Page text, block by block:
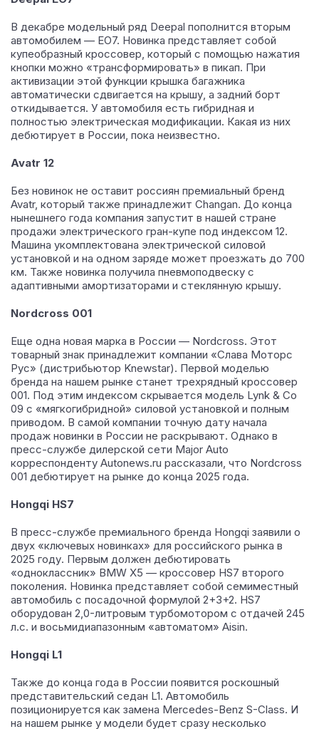
В декабре модельный ряд Deepal пополнится вторым
автомобилем — EO7. Новинка представляет собой
купеобразный кроссовер, который с помощью нажатия
кнопки можно «трансформировать» в пикап. При
активизации этой функции крышка багажника
автоматически сдвигается на крышу, а задний борт
откидывается. У автомобиля есть гибридная и
полностью электрическая модификации. Какая из них
дебютирует в России, пока неизвестно.
Avatr 12
Без новинок не оставит россиян премиальный бренд
Avatr, который также принадлежит Changan. До конца
нынешнего года компания запустит в нашей стране
продажи электрического гран-купе под индексом 12.
Машина укомплектована электрической силовой
установкой и на одном заряде может проезжать до 700
км. Также новинка получила пневмоподвеску с
адаптивными амортизаторами и стеклянную крышу.
Nordcross 001
Еще одна новая марка в России — Nordcross. Этот
товарный знак принадлежит компании «Слава Моторс
Рус» (дистрибьютор Knewstar). Первой моделью
бренда на нашем рынке станет трехрядный кроссовер
001. Под этим индексом скрывается модель Lynk & Co
09 с «мягкогибридной» силовой установкой и полным
приводом. В самой компании точную дату начала
продаж новинки в России не раскрывают. Однако в
пресс-службе дилерской сети Major Auto
корреспонденту Autonews.ru рассказали, что Nordcross
001 дебютирует на рынке до конца 2025 года.
Hongqi HS7
В пресс-службе премиального бренда Hongqi заявили о
двух «ключевых новинках» для российского рынка в
2025 году. Первым должен дебютировать
«одноклассник» BMW X5 — кроссовер HS7 второго
поколения. Новинка представляет собой семиместный
автомобиль с посадочной формулой 2+3+2. HS7
оборудован 2,0-литровым турбомотором с отдачей 245
л.с. и восьмидиапазонным «автоматом» Aisin.
Hongqi L1
Также до конца года в России появится роскошный
представительский седан L1. Автомобиль
позиционируется как замена Mercedes-Benz S-Class. И
на нашем рынке у модели будет сразу несколько